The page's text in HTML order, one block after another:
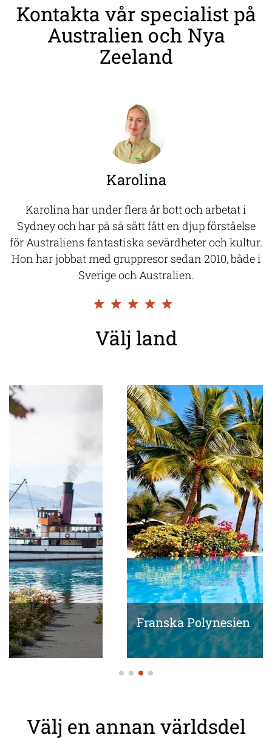
Kontakta vår specialist på
Australien och Nya
Zeeland
Karolina
Karolina har under flera år bott och arbetat i
Sydney och har på så sätt fått en djup förståelse
för Australiens fantastiska sevärdheter och kultur.
Hon har jobbat med gruppresor sedan 2010, både i
Sverige och Australien.
Välj land
Franska Polynesien
Välj en annan världsdel